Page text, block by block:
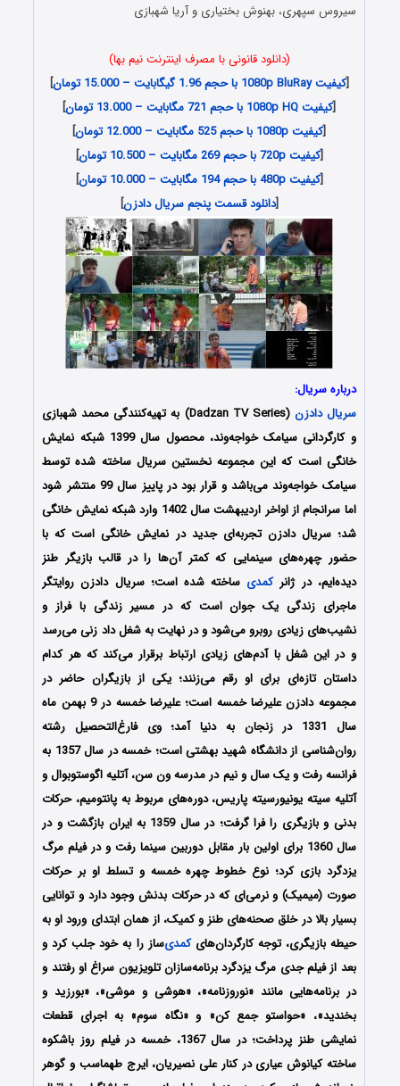
سیروس سپهری، بهنوش بختیاری و آریا شهبازی
(دانلود قانونی با مصرف اینترنت نیم بها)
[کیفیت 1080p BluRay با حجم 1.96 گیگابایت – 15.000 تومان
]
[کیفیت 1080p HQ با حجم 721 مگابایت – 13.000 تومان
]
[کیفیت 1080p با حجم 525 مگابایت – 12.000 تومان
]
[کیفیت 720p با حجم 269 مگابایت – 10.500 تومان
]
[کیفیت 480p با حجم 194 مگابایت – 10.000 تومان
]
[دانلود قسمت پنجم سریال دادزن]
درباره سریال:
سریال دادزن
(Dadzan TV Series) به تهیه‌کنندگی محمد شهبازی
و کارگردانی سیامک خواجه‌وند، محصول سال 1399 شبکه نمایش
خانگی است که این مجموعه نخستین سریال ساخته شده توسط
سیامک خواجه‌وند می‌باشد و قرار بود در پاییز سال 99 منتشر شود
اما سرانجام از اواخر اردیبهشت سال 1402 وارد شبکه نمایش خانگی
شد؛ سریال دادزن تجربه‌ای جدید در نمایش خانگی است که با
حضور چهره‌های سینمایی که کمتر آن‌ها را در قالب بازیگر طنز
دیده‌ایم، در ژانرکمدی ساخته شده است؛ سریال دادزن روایتگر
ماجرای زندگی یک جوان است که در مسیر زندگی با فراز و
نشیب‌های زیادی روبرو می‌شود و در نهایت به شغل داد زنی می‌رسد
و در این شغل با آدم‌های زیادی ارتباط برقرار می‌کند که هر کدام
داستان تازه‌ای برای او رقم می‌زنند؛ یکی از بازیگران حاضر در
مجموعه دادزن علیرضا خمسه است؛ علیرضا خمسه در 9 بهمن ماه
سال 1331 در زنجان به دنیا آمد؛ وی فارغ‌التحصیل رشته
روان‌شناسی از دانشگاه شهید بهشتی است؛ خمسه در سال 1357 به
فرانسه رفت و یک سال و نیم در مدرسه ون سن، آتلیه اگوستوبوال و
آتلیه سیته یونیورسیته پاریس، دوره‌های مربوط به پانتومیم، حرکات
بدنی و بازیگری را فرا گرفت؛ در سال 1359 به ایران بازگشت و در
سال 1360 برای اولین بار مقابل دوربین سینما رفت و در فیلم مرگ
یزدگرد بازی کرد؛ نوع خطوط چهره خمسه و تسلط او بر حرکات
صورت (میمیک) و نرمی‌ای که در حرکات بدنش وجود دارد و توانایی
بسیار بالا در خلق صحنه‌های طنز و کمیک، از همان ابتدای ورود او به
حیطه بازیگری، توجه کارگردان‌هایکمدی‌ساز را به خود جلب کرد و
بعد از فیلم جدی مرگ یزدگرد برنامه‌سازان تلویزیون سراغ او رفتند و
در برنامه‌هایی مانند «نوروزنامه»، «هوشی و موشی»، «بورزید و
بخندید»، «حواستو جمع کن» و «نگاه سوم» به اجرای قطعات
نمایشی طنز پرداخت؛ در سال 1367، خمسه در فیلم روز باشکوه
ساخته کیانوش عیاری در کنار علی نصیریان، ایرج طهماسب و گوهر